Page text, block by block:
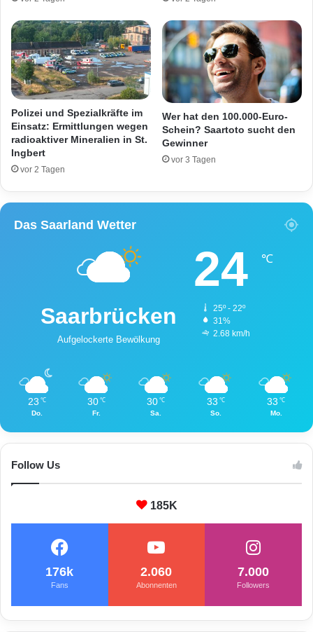
f
t
Polizei und Spezialkräfte im
Einsatz: Ermittlungen wegen
radioaktiver Mineralien in St.
Ingbert
vor 2 Tagen
Wer hat den 100.000-Euro-
Schein? Saartoto sucht den
Gewinner
vor 3 Tagen
Das Saarland Wetter
Saarbrücken
Aufgelockerte Bewölkung
24 ℃
25º - 22º
31%
2.68 km/h
23 ℃
Do.
30 ℃
Fr.
30 ℃
Sa.
33 ℃
So.
33 ℃
Mo.
Follow Us
185K
176k
Fans
2.060
Abonnenten
7.000
Followers